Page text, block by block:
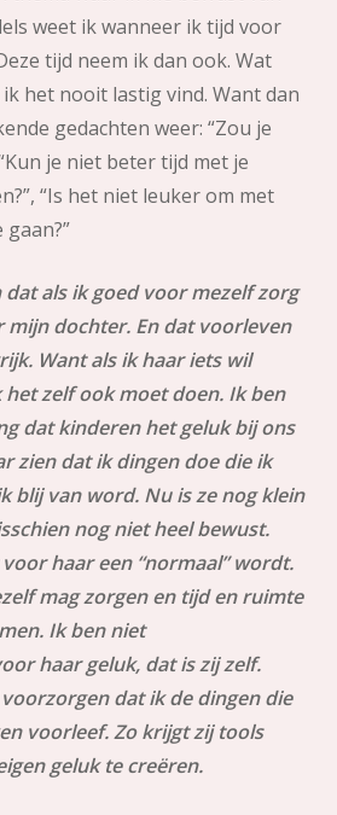
weet ik wanneer ik tijd voor
tijd neem ik dan ook. Wat
het nooit lastig vind. Want dan
gedachten weer: “Zou je
je niet beter tijd met je
“Is het niet leuker om met
als ik goed voor mezelf zorg
dochter. En dat voorleven
Want als ik haar iets wil
zelf ook moet doen. Ik ben
dat kinderen het geluk bij ons
zien dat ik dingen doe die ik
blij van word. Nu is ze nog klein
nog niet heel bewust.
haar een “normaal” wordt.
mag zorgen en tijd en ruimte
Ik ben niet
haar geluk, dat is zij zelf.
dat ik de dingen die
voorleef. Zo krijgt zij tools
geluk te creëren.